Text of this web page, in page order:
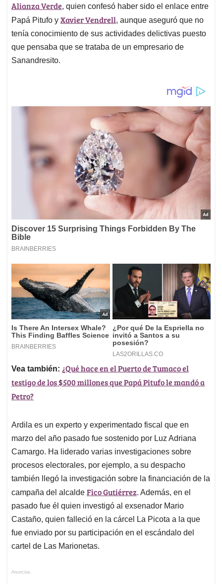
Alianza Verde, quien confesó haber sido el enlace entre
Papá Pitufo y Xavier Vendrell, aunque aseguró que no
tenía conocimiento de sus actividades delictivas puesto
que pensaba que se trataba de un empresario de
Sanandresito.
Vea también: ¿Qué hace en el Puerto de Tumaco el
testigo de los $500 millones que Papá Pitufo le mandó a
Petro?
Ardila es un experto y experimentado fiscal que en
marzo del año pasado fue sostenido por Luz Adriana
Camargo. Ha liderado varias investigaciones sobre
procesos electorales, por ejemplo, a su despacho
también llegó la investigación sobre la financiación de la
campaña del alcalde Fico Gutiérrez. Además, en el
pasado fue él quien investigó al exsenador Mario
Castaño, quien falleció en la cárcel La Picota a la que
fue enviado por su participación en el escándalo del
cartel de Las Marionetas.
Anuncios.